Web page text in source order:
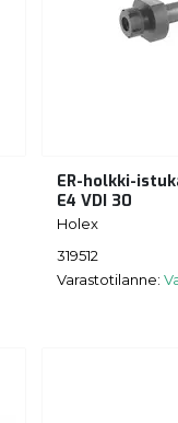
ER-holkki-
E4 VDI 30
Holex
319512
Varastotilanne: